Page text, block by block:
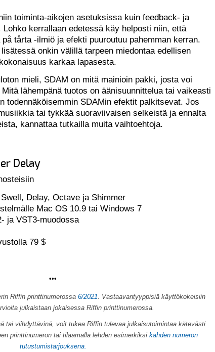
toiminta-aikojen asetuksissa kuin feedback- ja
kerrallaan edetessä käy helposti niin, että
tårta -ilmiö ja efekti puuroutuu pahemman kerran.
onkin välillä tarpeen miedontaa edellisen
karkaa lapasesta.
mieli, SDAM on mitä mainioin pakki, josta voi
lähempänä tuotos on äänisuunnittelua tai vaikeasti
todennäköisemmin SDAMin efektit palkitsevat. Jos
tai tykkää suoraviivaisen selkeistä ja ennalta
kannattaa tutkailla muita vaihtoehtoja.
Delay
Delay, Octave ja Shimmer
Mac OS 10.9 tai Windows 7
ja VST3-muodossa
79 $
•••
Riffin printtinumerossa 6/2021 . Vastaavantyyppisiä käyttökokeisiin
julkaistaan jokaisessa Riffin printtinumerossa.
tai viihdyttävinä, voit tukea Riffin tulevaa julkaisutoimintaa kätevästi
printtinumeron tai tilaamalla lehden esimerkiksi kahden numeron
tutustumistarjouksena.